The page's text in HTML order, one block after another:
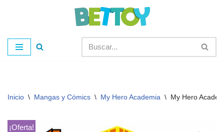
al
contenido
Inicio \ Mangas y Cómics \ My Hero Academia \ My Hero
¡Oferta!